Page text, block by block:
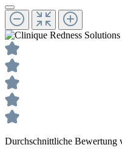
Durchschnittliche Bewertung